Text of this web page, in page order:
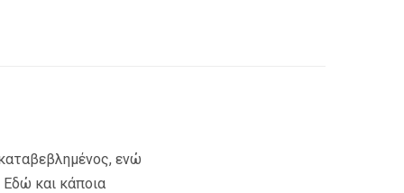
ενώ
Εδώ και κάποια